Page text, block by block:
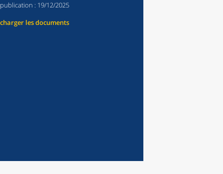
: 19/12/2025
les documents